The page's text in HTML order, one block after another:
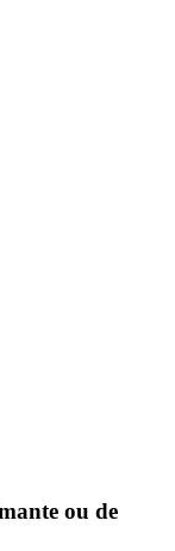
ou de